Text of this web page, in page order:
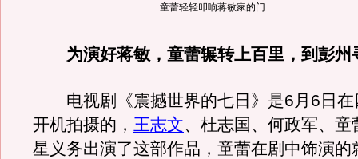
童蕾轻轻叩响蒋敏家的门
为演好蒋敏，童蕾辗转上百里，到彭州
电视剧《震撼世界的七日》是6月6日在
开机拍摄的， 王志文、杜志国、何政军、童
星义务出演了这部作品，童蕾在剧中饰演的